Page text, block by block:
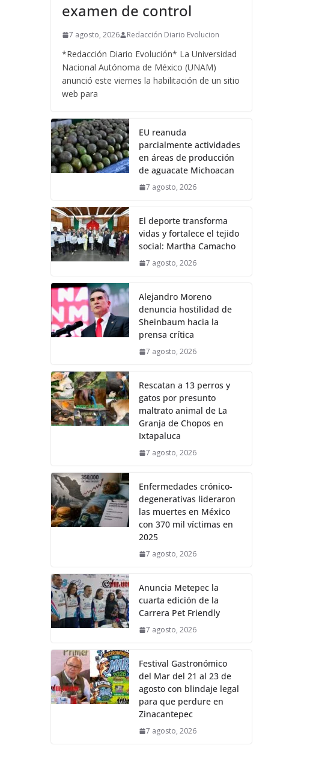
examen de control
7 agosto, 2026 Redacción Diario Evolucion
*Redacción Diario Evolución* La Universidad
Nacional Autónoma de México (UNAM)
anunció este viernes la habilitación de un sitio
web para
EU reanuda
parcialmente actividades
en áreas de producción
de aguacate Michoacan
7 agosto, 2026
El deporte transforma
vidas y fortalece el tejido
social: Martha Camacho
7 agosto, 2026
Alejandro Moreno
denuncia hostilidad de
Sheinbaum hacia la
prensa crítica
7 agosto, 2026
Rescatan a 13 perros y
gatos por presunto
maltrato animal de La
Granja de Chopos en
Ixtapaluca
7 agosto, 2026
Enfermedades crónico-
degenerativas lideraron
las muertes en México
con 370 mil víctimas en
2025
7 agosto, 2026
Anuncia Metepec la
cuarta edición de la
Carrera Pet Friendly
7 agosto, 2026
Festival Gastronómico
del Mar del 21 al 23 de
agosto con blindaje legal
para que perdure en
Zinacantepec
7 agosto, 2026